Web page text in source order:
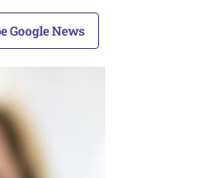
Google News